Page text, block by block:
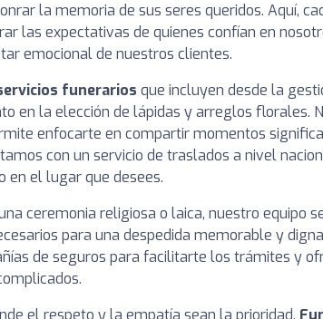
la memoria de sus seres queridos. Aquí,
las expectativas de quienes confían en
emocional de nuestros clientes.
funerarios que incluyen desde la
en la elección de lápidas y arreglos florales.
enfocarte en compartir momentos
con un servicio de traslados a nivel
en el lugar que desees.
ceremonia religiosa o laica, nuestro equipo
para una despedida memorable y
de seguros para facilitarte los trámites y